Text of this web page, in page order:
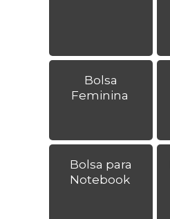
Bolsa
Feminina
Bolsa para
Notebook